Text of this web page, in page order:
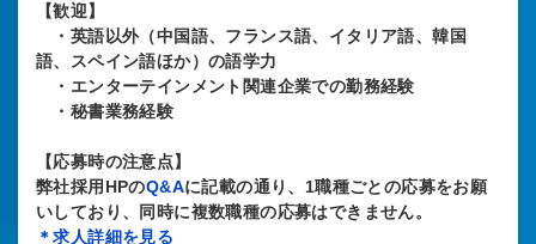
【歓迎】
・英語以外（中国語、フランス語、イタリア語、韓国
語、スペイン語ほか）の語学力
・エンターテインメント関連企業での勤務経験
・秘書業務経験
【応募時の注意点】
弊社採用HPのQ&Aに記載の通り、1職種ごとの応募をお願
いしており、同時に複数職種の応募はできません。
＊求人詳細を見る